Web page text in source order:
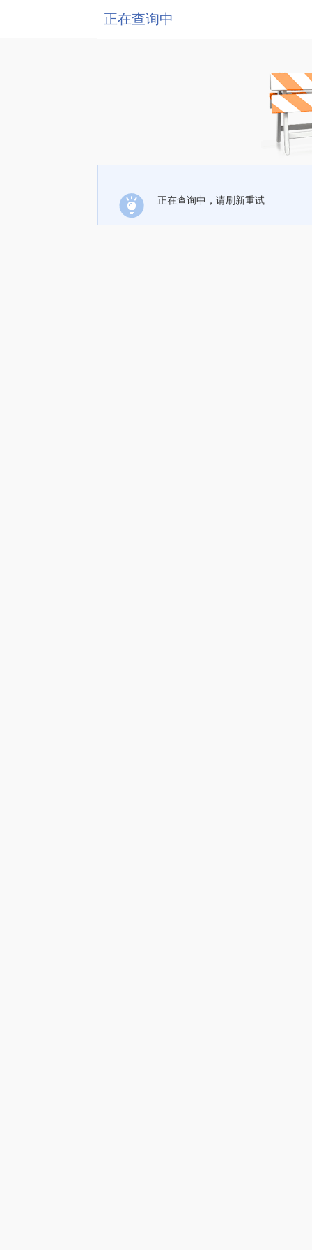
正在查询中
正在查询中，请刷新重试